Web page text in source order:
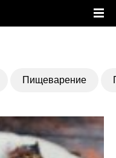
Пищеварение